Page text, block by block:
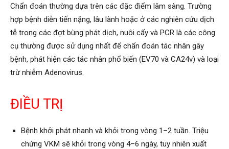
Chẩn đoán thường dựa trên các đặc điểm lâm sàng. Trường
hợp bệnh diễn tiến nặng, lâu lành hoặc ở các nghiên cứu dịch
tễ trong các đợt bùng phát dịch, nuôi cấy và PCR là các công
cụ thường được sử dụng nhất để chẩn đoán tác nhân gây
bệnh, phát hiện các tác nhân phổ biến (EV70 và CA24v) và loại
trừ nhiễm Adenovirus.
ĐIỀU TRỊ
Bệnh khởi phát nhanh và khỏi trong vòng 1–2 tuần. Triệu
chứng VKM sẽ khỏi trong vòng 4–6 ngày, tuy nhiên xuất